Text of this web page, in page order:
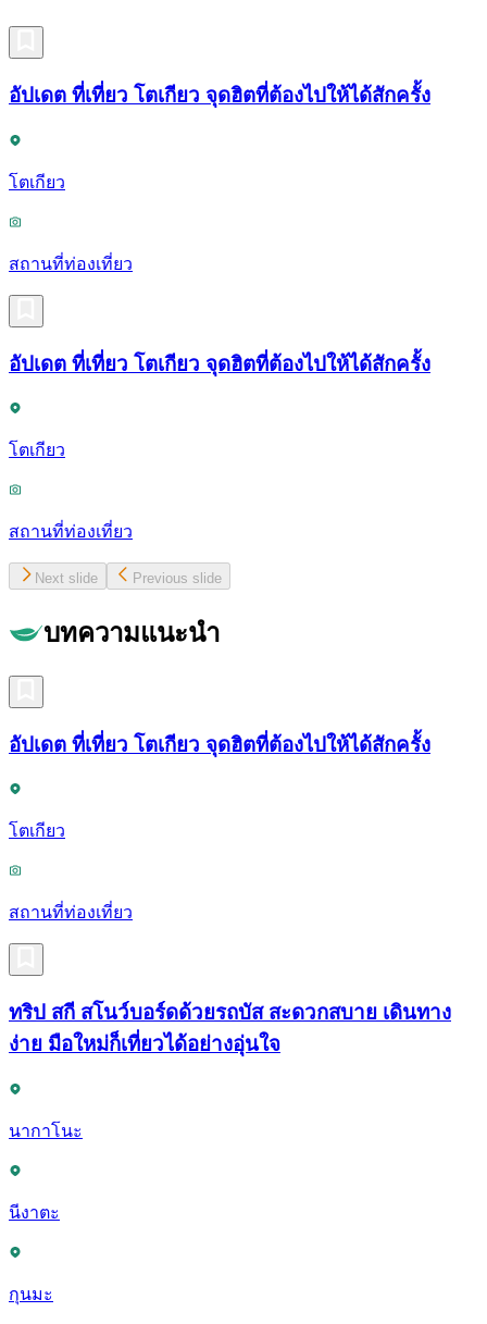
อัปเดต ที่เที่ยว โตเกียว จุดฮิตที่ต้องไปให้ได้สักครั้ง
โตเกียว
สถานที่ท่องเที่ยว
อัปเดต ที่เที่ยว โตเกียว จุดฮิตที่ต้องไปให้ได้สักครั้ง
โตเกียว
สถานที่ท่องเที่ยว
Next slide Previous slide
บทความแนะนำ
อัปเดต ที่เที่ยว โตเกียว จุดฮิตที่ต้องไปให้ได้สักครั้ง
โตเกียว
สถานที่ท่องเที่ยว
ทริป สกี สโนว์บอร์ดด้วยรถบัส สะดวกสบาย เดินทาง
ง่าย มือใหม่ก็เที่ยวได้อย่างอุ่นใจ
นากาโนะ
นีงาตะ
กุนมะ